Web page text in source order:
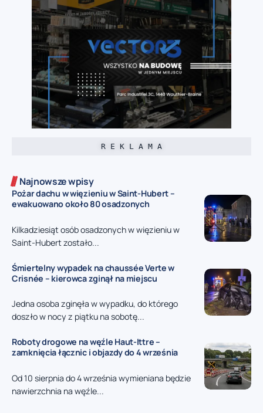
R E K L A M A
Najnowsze wpisy
Pożar dachu w więzieniu w Saint-Hubert –
ewakuowano około 80 osadzonych
Kilkadziesiąt osób osadzonych w więzieniu w
Saint-Hubert zostało...
Śmiertelny wypadek na chaussée Verte w
Crisnée – kierowca zginął na miejscu
Jedna osoba zginęła w wypadku, do którego
doszło w nocy z piątku na sobotę...
Roboty drogowe na węźle Haut-Ittre –
zamknięcia łącznic i objazdy do 4 września
Od 10 sierpnia do 4 września wymieniana będzie
nawierzchnia na węźle...